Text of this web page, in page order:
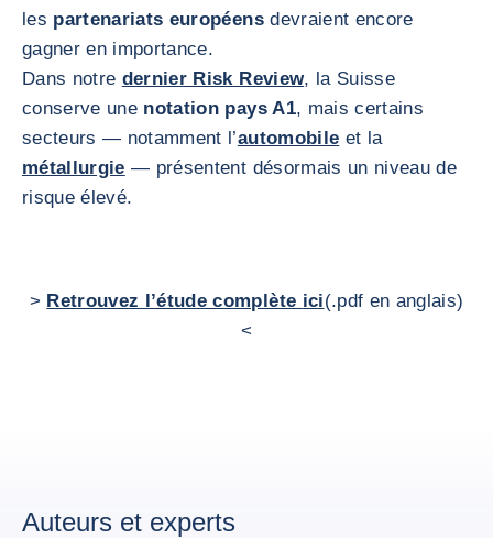
les partenariats européensdevraient encore
gagner en importance.
Dans notre dernier Risk Review, la Suisse
conserve une notation pays A1, mais certains
secteurs — notamment l’automobile et la
métallurgie — présentent désormais un niveau de
risque élevé.
> Retrouvez l’étude complète ici(.pdf en anglais)
<
Auteurs et experts